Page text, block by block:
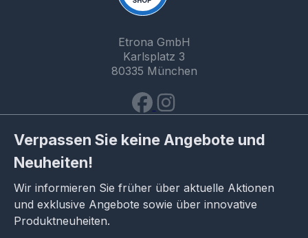
Etrona GmbH
Karlsplatz 3
80335 München
Verpassen Sie keine Angebote und
Neuheiten!
Wir informieren Sie früher über aktuelle Aktionen
und exklusive Angebote sowie über innovative
Produktneuheiten.